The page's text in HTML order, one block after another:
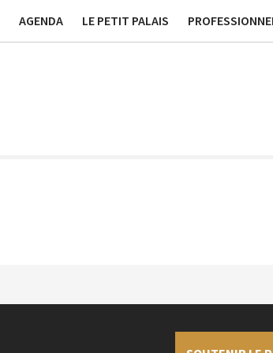
AGENDA LE PETIT PALAIS
Contact générique
Tournage et